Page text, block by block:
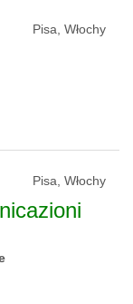
Pisa, Włochy
Pisa, Włochy